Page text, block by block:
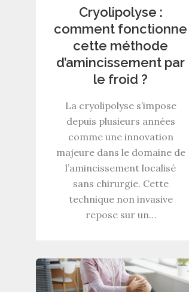
Cryolipolyse :
comment fonctionne
cette méthode
d’amincissement par
le froid ?
La cryolipolyse s’impose
depuis plusieurs années
comme une innovation
majeure dans le domaine de
l’amincissement localisé
sans chirurgie. Cette
technique non invasive
repose sur un…